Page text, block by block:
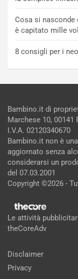
Cosa si
è capitato mille
8 consigli per i
Bambino.it di
Marchese 10, 00141
I.V.A. 02120340670
Bambino.it non è
aggiornato senza
considerarsi un
del 07.03.2001
Copyright ©2026 -
Le attività
theCoreAdv
Disclaimer
Privacy